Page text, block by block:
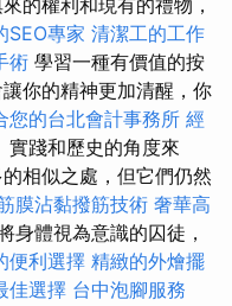
的權利和現有的禮物，
SEO專家 清潔工的工作
術 學習一種有價值的按
你的精神更加清醒，你
您的台北會計事務所 經
實踐和歷史的角度來
相似之處，但它們仍然
膜沾黏撥筋技術 奢華高
身體視為意識的囚徒，
便利選擇 精緻的外燴擺
佳選擇 台中泡腳服務